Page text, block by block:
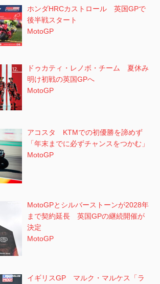
ホンダHRCカストロール 英国GPで
後半戦スタート
MotoGP
ドゥカティ・レノボ・チーム 夏休み
明け初戦の英国GPへ
MotoGP
アコスタ KTMでの初優勝を諦めず
「年末までに必ずチャンスをつかむ」
MotoGP
MotoGPとシルバーストーンが2028年
まで契約延長 英国GPの継続開催が
決定
MotoGP
イギリスGP マルク・マルケス「ラ